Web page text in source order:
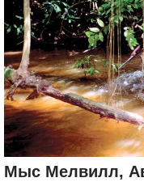
Мыс Мелвилл,